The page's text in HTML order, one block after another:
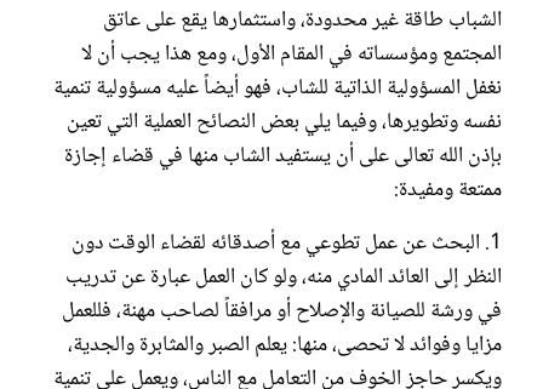
الشباب طاقة غير محدودة، واستثمارها يقع على عاتق
المجتمع ومؤسساته في المقام الأول، ومع هذا يجب أن لا
نغفل المسؤولية الذاتية للشاب، فهو أيضاً عليه مسؤولية تنمية
نفسه وتطويرها، وفيما يلي بعض النصائح العملية التي تعين
بإذن الله تعالى على أن يستفيد الشاب منها في قضاء إجازة
ممتعة ومفيدة:
1. البحث عن عمل تطوعي مع أصدقائه لقضاء الوقت دون
النظر إلى العائد المادي منه، ولو كان العمل عبارة عن تدريب
في ورشة للصيانة والإصلاح أو مرافقاً لصاحب مهنة، فللعمل
مزايا وفوائد لا تحصى، منها: يعلم الصبر والمثابرة والجدية،
ويكسر حاجز الخوف من التعامل مع الناس، ويعمل على تنمية